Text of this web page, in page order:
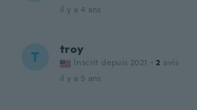
il y a 4 ans
T troy
Inscrit depuis 2021 · 2 avis
il y a 5 ans